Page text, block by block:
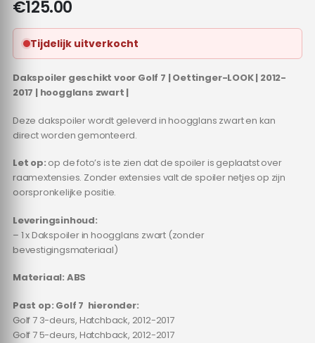
€125.00
Tijdelijk uitverkocht
Dakspoiler geschikt voor Golf 7 | Oettinger-LOOK | 2012-
2017 | hoogglans zwart |
Deze dakspoiler wordt geleverd in hoogglans zwart en kan
direct worden gemonteerd.
Let op: op de foto’s is te zien dat de spoiler is geplaatst over
raamextensies. Zonder extensies valt de spoiler netjes op zijn
oorspronkelijke positie.
Leveringsinhoud:
– 1 x Dakspoiler in hoogglans zwart (zonder
bevestigingsmateriaal)
Materiaal: ABS
Past op: Golf 7 hieronder:
Golf 7 3-deurs, Hatchback, 2012-2017
Golf 7 5-deurs, Hatchback, 2012-2017